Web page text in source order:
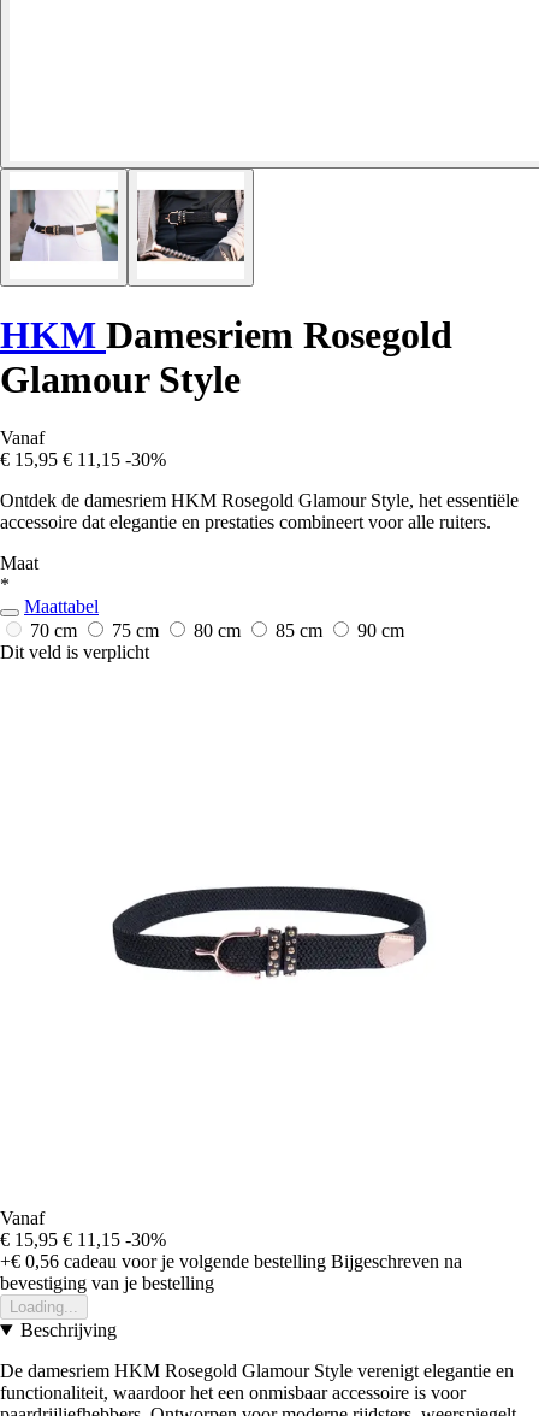
HKM Damesriem Rosegold
Glamour Style
Vanaf
€ 15,95 € 11,15 -30%
Ontdek de damesriem HKM Rosegold Glamour Style, het essentiële
accessoire dat elegantie en prestaties combineert voor alle ruiters.
Maat
*
Maattabel
70 cm
75 cm 80 cm 85 cm
90 cm
Dit veld is verplicht
Vanaf
€ 15,95 € 11,15 -30%
+€ 0,56 cadeau voor je volgende bestelling Bijgeschreven na
bevestiging van je bestelling
Loading...
Beschrijving
De damesriem HKM Rosegold Glamour Style verenigt elegantie en
functionaliteit, waardoor het een onmisbaar accessoire is voor